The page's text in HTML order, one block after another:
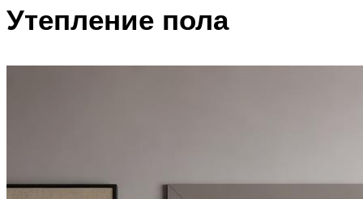
Утепление пола